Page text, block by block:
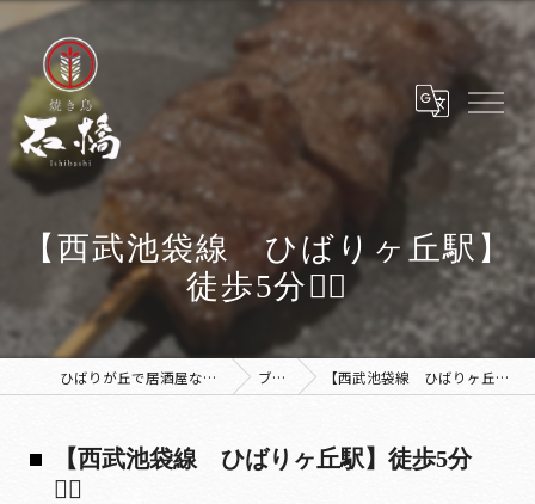
【西武池袋線 ひばりヶ丘駅】
徒歩5分🚶‍♀️
ひばりが丘で居酒屋なら焼き鳥 石橋 ブログ 【西武池袋線 ひばりヶ丘駅】徒歩5分🚶‍♀️
【西武池袋線 ひばりヶ丘駅】徒歩5分
🚶‍♀️